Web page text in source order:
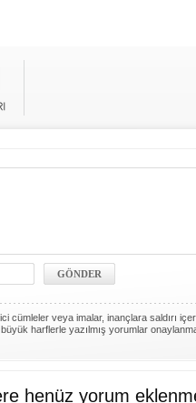
cümleler veya imalar, inançlara saldırı
harflerle yazılmış yorumlar
henüz yorum